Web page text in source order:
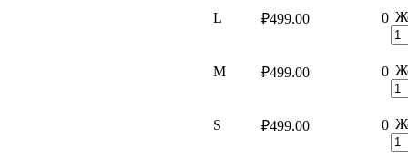
L ₽499.00 0
M ₽499.00 0
S ₽499.00 0